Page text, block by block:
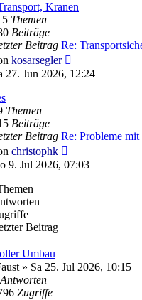
Kranen
Themen
Beiträge
Beitrag Re:
kosarsegler
Beitrag
27. Jun 2026, 12:24
Themen
Beiträge
Beitrag Re: Probleme
christophk
Beitrag
9. Jul 2026, 07:03
Beitrag
Umbau
» Sa 25. Jul 2026, 10:15
Antworten
Zugriffe